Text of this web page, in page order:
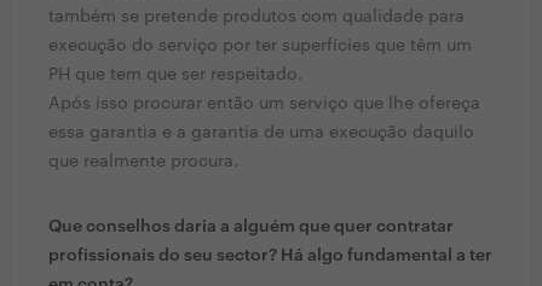
também se pretende produtos com qualidade para
execução do serviço por ter superfícies que têm um
PH que tem que ser respeitado.
Após isso procurar então um serviço que lhe ofereça
essa garantia e a garantia de uma execução daquilo
que realmente procura.
Que conselhos daria a alguém que quer contratar
profissionais do seu sector? Há algo fundamental a ter